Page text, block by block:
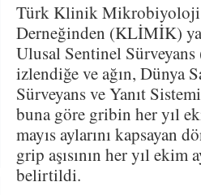
Türk Klinik Mikrobiyoloji
Derneğinden (KLİMİK)
Ulusal Sentinel Sürveyans
izlendiğe ve ağın, Dünya
Sürveyans ve Yanıt
buna göre gribin her yıl
mayıs aylarını kapsayan
grip aşısının her yıl ekim
belirtildi.